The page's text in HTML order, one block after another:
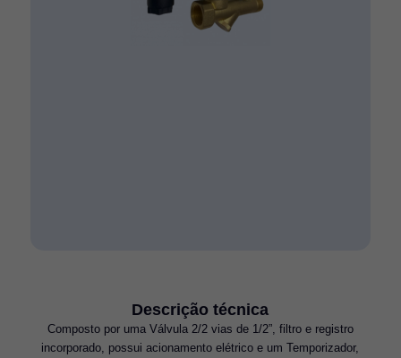
Descrição técnica
Composto por uma Válvula 2/2 vias de 1/2”, filtro e registro
incorporado, possui acionamento elétrico e um Temporizador,